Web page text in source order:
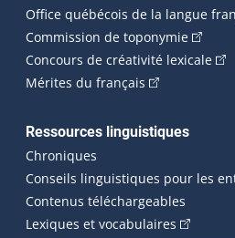
Office québécois de la langue
Commission de toponymie(Cet
Concours de créativité lexicale
Mérites du français (Cet
Ressources linguistiques
Chroniques
Conseils linguistiques pour les
Contenus téléchargeables
Lexiques et vocabulaires (Cet